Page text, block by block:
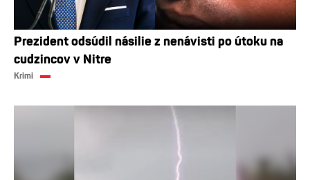
Prezident odsúdil násilie z nenávisti po útoku na
cudzincov v Nitre
Krimi